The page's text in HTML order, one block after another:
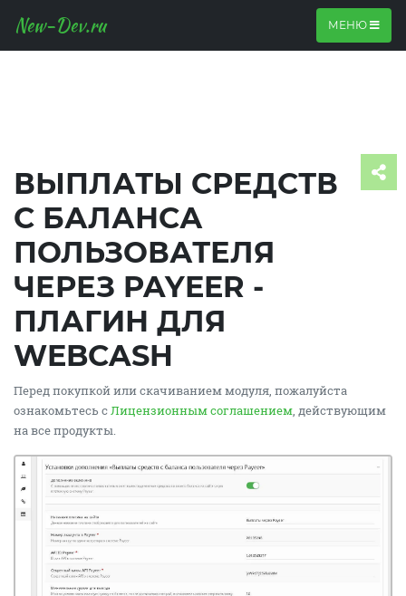
New-Dev.ru МЕНЮ
ВЫПЛАТЫ СРЕДСТВ
С БАЛАНСА
ПОЛЬЗОВАТЕЛЯ
ЧЕРЕЗ PAYEER -
ПЛАГИН ДЛЯ
WEBCASH
Перед покупкой или скачиванием модуля, пожалуйста
ознакомьтесь с Лицензионным соглашением , действующим
на все продукты.